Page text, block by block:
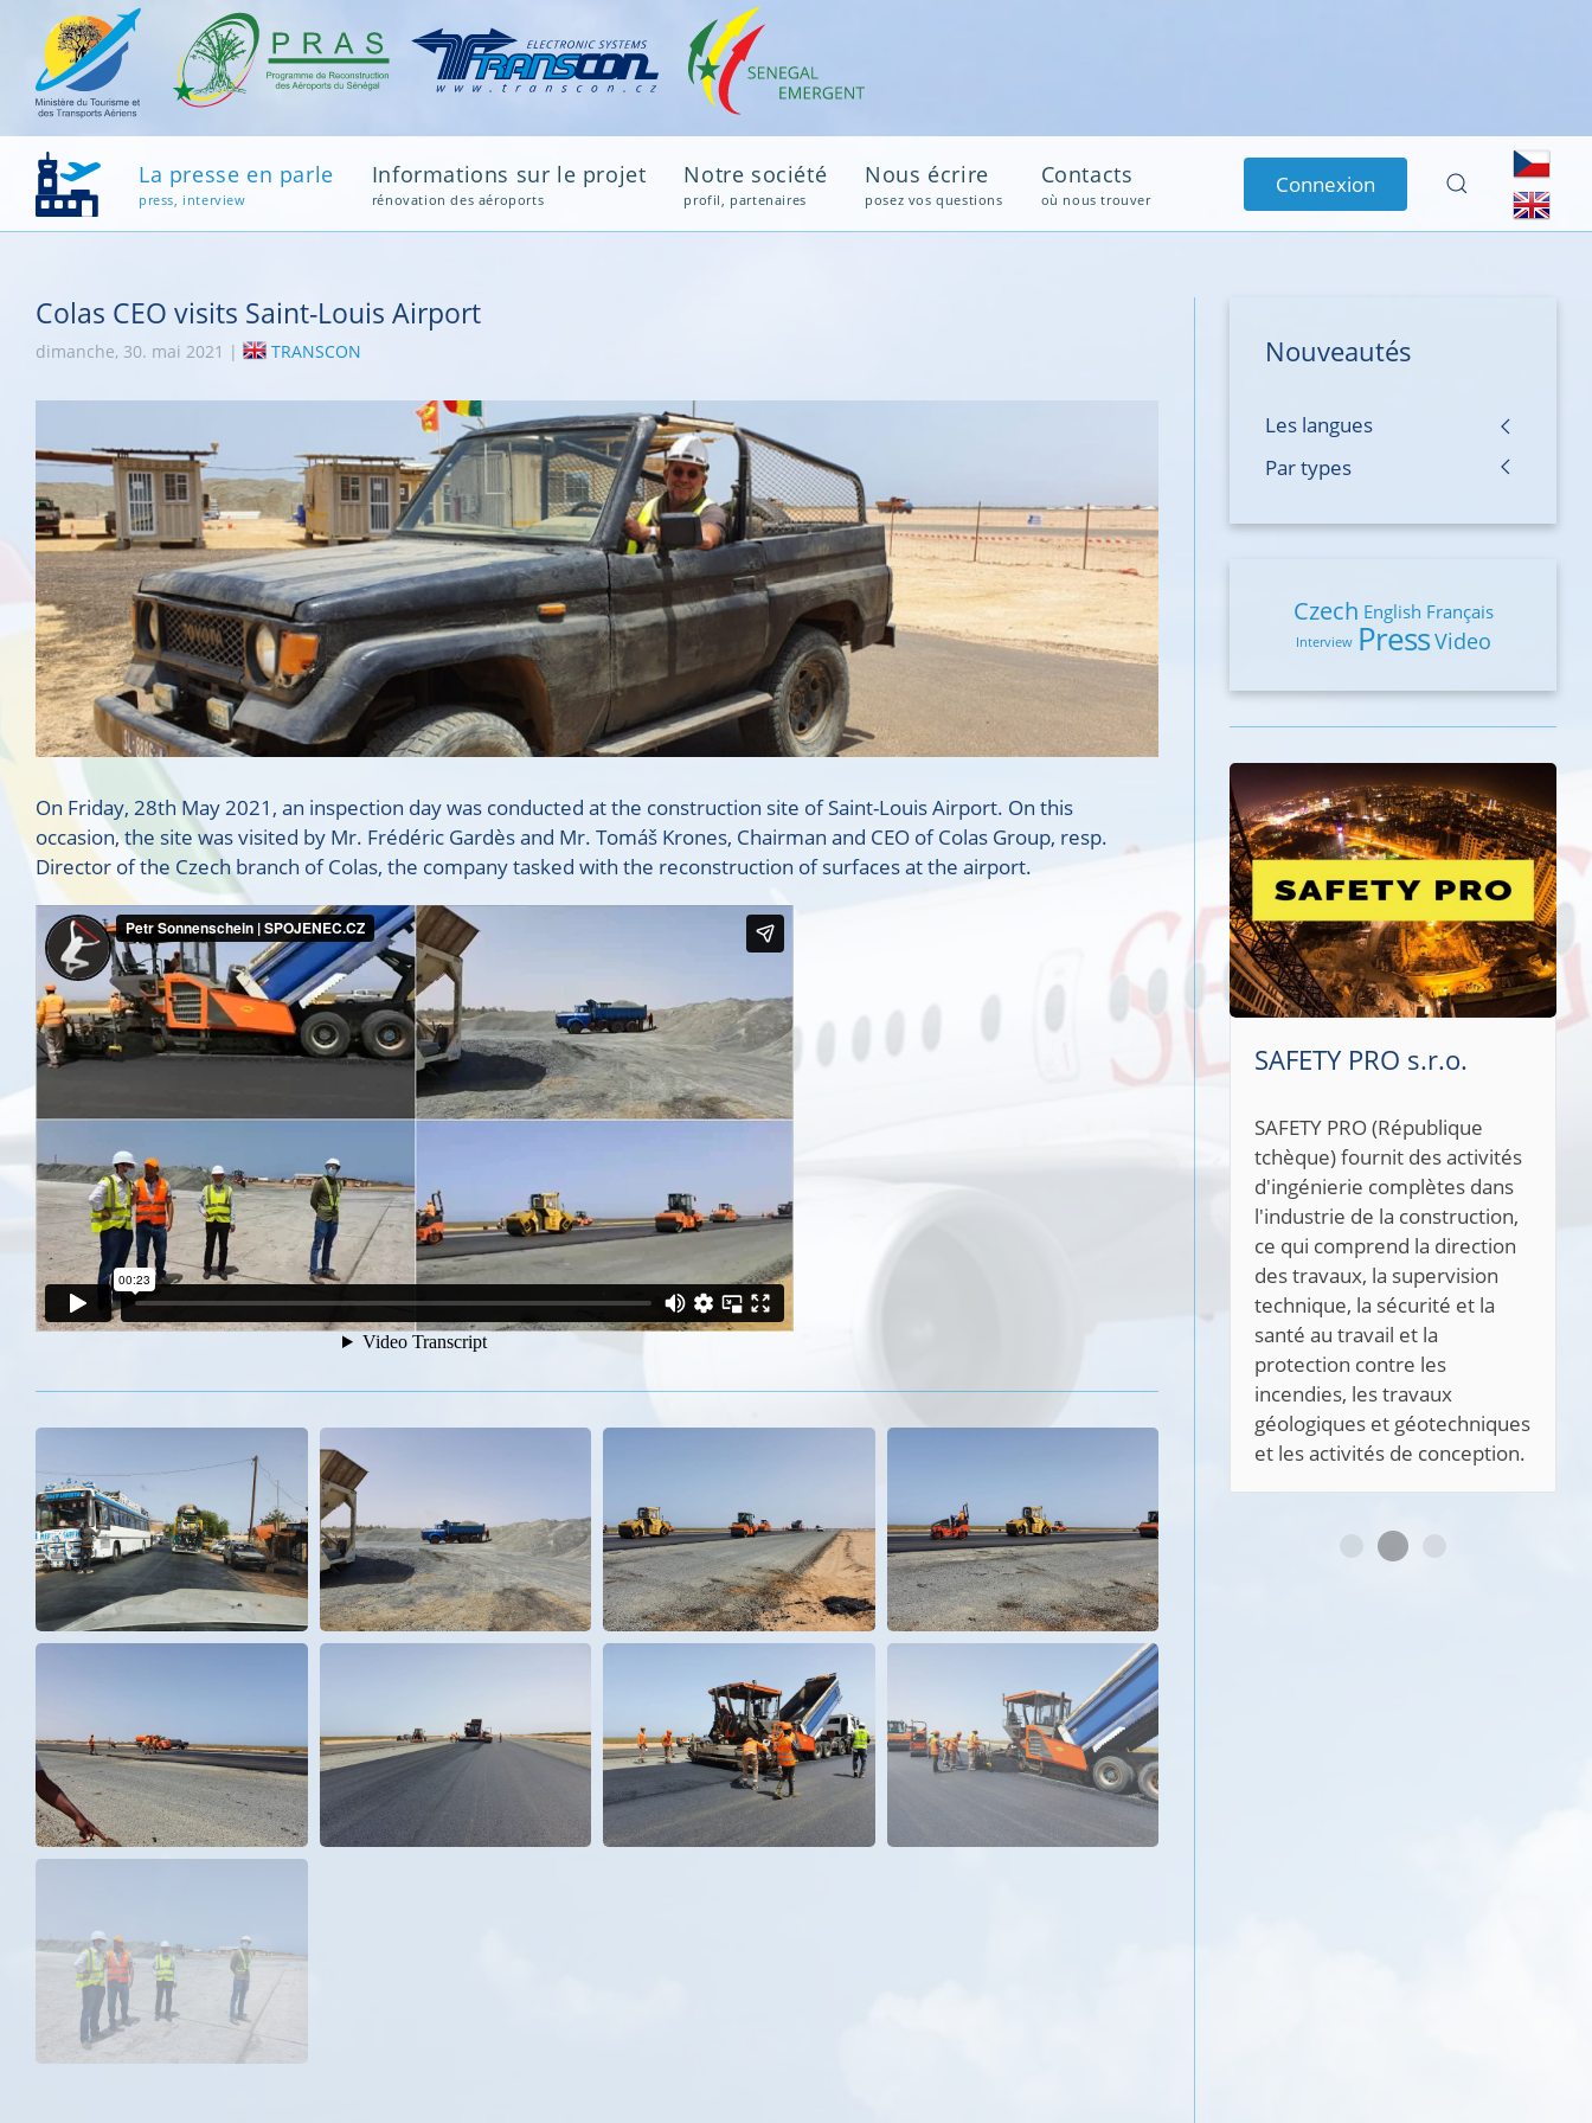
La presse en parle
press, interview
Informations sur le projet
rénovation des aéroports
Notre société
profil, partenaires
Nous écrire
posez vos questions
Contacts
où nous trouver
Connexion
Colas CEO visits Saint-Louis Airport
dimanche, 30. mai 2021 | TRANSCON
On Friday, 28th May 2021, an inspection day was conducted at the construction site of Saint-Louis Airport. On this
occasion, the site was visited by Mr. Frédéric Gardès and Mr. Tomáš Krones, Chairman and CEO of Colas Group, resp.
Director of the Czech branch of Colas, the company tasked with the reconstruction of surfaces at the airport.
Nouveautés
Les langues
Par types
Czech English Français
Interview PressVideo
SAFETY PRO s.r.o.
SAFETY PRO (République
tchèque) fournit des activités
d'ingénierie complètes dans
l'industrie de la construction,
ce qui comprend la direction
des travaux, la supervision
technique, la sécurité et la
santé au travail et la
protection contre les
incendies, les travaux
géologiques et géotechniques
et les activités de conception.